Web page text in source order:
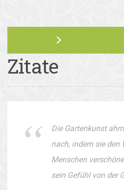
Zitate
Die Gartenkunst
nach, indem sie den
Menschen
sein Gefühl von der